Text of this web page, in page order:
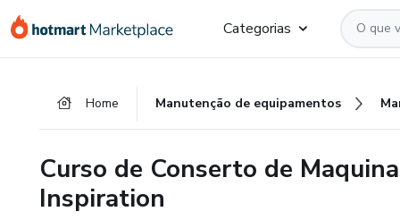
para
para
para
Categorias
Home Manutenção de equipamentos
Curso de Conserto de
Inspiration